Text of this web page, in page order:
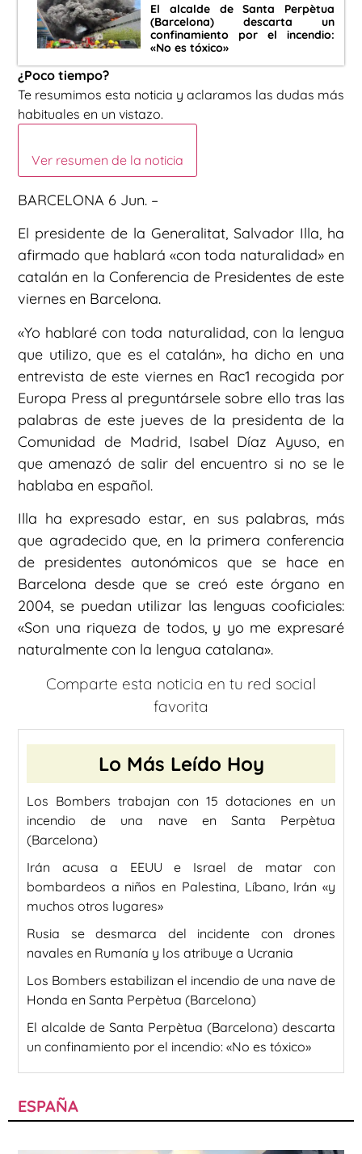
El alcalde de Santa Perpètua
(Barcelona) descarta un
confinamiento por el incendio:
«No es tóxico»
¿Poco tiempo?
Te resumimos esta noticia y aclaramos las dudas más
habituales en un vistazo.
Ver resumen de la noticia
BARCELONA 6 Jun. –
El presidente de la Generalitat, Salvador Illa, ha
afirmado que hablará «con toda naturalidad» en
catalán en la Conferencia de Presidentes de este
viernes en Barcelona.
«Yo hablaré con toda naturalidad, con la lengua
que utilizo, que es el catalán», ha dicho en una
entrevista de este viernes en Rac1 recogida por
Europa Press al preguntársele sobre ello tras las
palabras de este jueves de la presidenta de la
Comunidad de Madrid, Isabel Díaz Ayuso, en
que amenazó de salir del encuentro si no se le
hablaba en español.
Illa ha expresado estar, en sus palabras, más
que agradecido que, en la primera conferencia
de presidentes autonómicos que se hace en
Barcelona desde que se creó este órgano en
2004, se puedan utilizar las lenguas cooficiales:
«Son una riqueza de todos, y yo me expresaré
naturalmente con la lengua catalana».
Comparte esta noticia en tu red social
favorita
Lo Más Leído Hoy
Los Bombers trabajan con 15 dotaciones en un
incendio de una nave en Santa Perpètua
(Barcelona)
Irán acusa a EEUU e Israel de matar con
bombardeos a niños en Palestina, Líbano, Irán «y
muchos otros lugares»
Rusia se desmarca del incidente con drones
navales en Rumanía y los atribuye a Ucrania
Los Bombers estabilizan el incendio de una nave de
Honda en Santa Perpètua (Barcelona)
El alcalde de Santa Perpètua (Barcelona) descarta
un confinamiento por el incendio: «No es tóxico»
ESPAÑA